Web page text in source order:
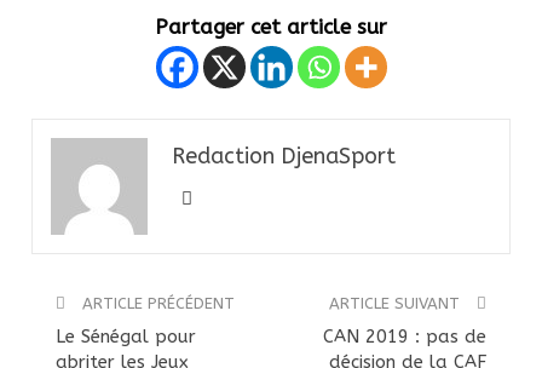
Partager cet article sur
Redaction DjenaSport
ARTICLE PRÉCÉDENT
Le Sénégal pour
abriter les Jeux
ARTICLE SUIVANT
CAN 2019 : pas de
décision de la CAF